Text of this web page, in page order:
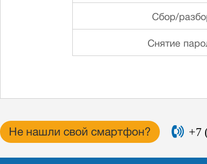
Сбор/
Снятие
Не нашли свой смартфон? +7